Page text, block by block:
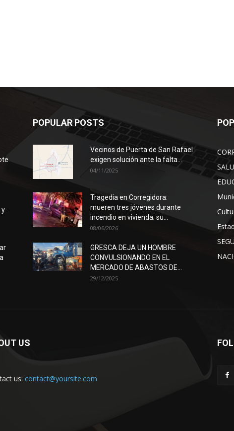
POPULAR POSTS
Vecinos de Puerta de San Rafael
exigen solución ante la falta...
04/11/2025
Tragedia en Corregidora:
mueren tres jóvenes durante
incendio en vivienda; su...
08/06/2026
GRESCA DEJA UN HOMBRE
CONVULSIONANDO EN EL
MERCADO DE ABASTOS DE...
29/12/2025
US
us: contact@yoursite.com